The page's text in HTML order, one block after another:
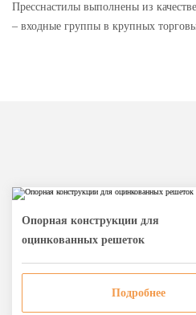
Пресснастилы выполнены из
– входные группы в крупных
Опорная конструкции для
оцинкованных решеток
Подробнее